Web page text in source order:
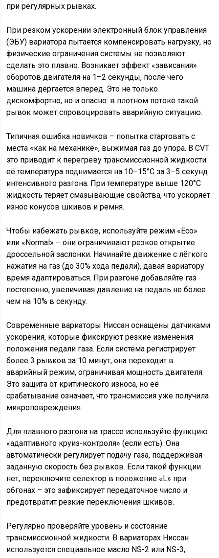
при регулярных рывках.
При резком ускорении электронный блок управления
(ЭБУ) вариатора пытается компенсировать нагрузку, но
физические ограничения системы не позволяют
сделать это плавно. Возникает эффект «зависания»
оборотов двигателя на 1–2 секунды, после чего
машина дёргается вперёд. Это не только
дискомфортно, но и опасно: в плотном потоке такой
рывок может спровоцировать аварийную ситуацию.
Типичная ошибка новичков – попытка стартовать с
места «как на механике», выжимая газ до упора. В CVT
это приводит к перегреву трансмиссионной жидкости:
её температура поднимается на 10–15°C за 3–5 секунд
интенсивного разгона. При температуре выше 120°C
жидкость теряет смазывающие свойства, что ускоряет
износ конусов шкивов и ремня.
Чтобы избежать рывков, используйте режим «Eco»
или «Normal» – они ограничивают резкое открытие
дроссельной заслонки. Начинайте движение с лёгкого
нажатия на газ (до 30% хода педали), давая вариатору
время адаптироваться. При разгоне добавляйте газ
постепенно, увеличивая давление на педаль не более
чем на 10% в секунду.
Современные вариаторы Ниссан оснащены датчиками
ускорения, которые фиксируют резкие изменения
положения педали газа. Если система регистрирует
более 3 рывков за 10 минут, она переходит в
аварийный режим, ограничивая мощность двигателя.
Это защита от критического износа, но её
срабатывание означает, что трансмиссия уже получила
микроповреждения.
Для плавного разгона на трассе используйте функцию
«адаптивного круиз-контроля» (если есть). Она
автоматически регулирует подачу газа, поддерживая
заданную скорость без рывков. Если такой функции
нет, переключите селектор в положение «L» при
обгонах – это зафиксирует передаточное число и
предотвратит резкие переключения шкивов.
Регулярно проверяйте уровень и состояние
трансмиссионной жидкости. В вариаторах Ниссан
используется специальное масло NS-2 или NS-3,